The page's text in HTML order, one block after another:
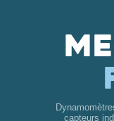
capteurs